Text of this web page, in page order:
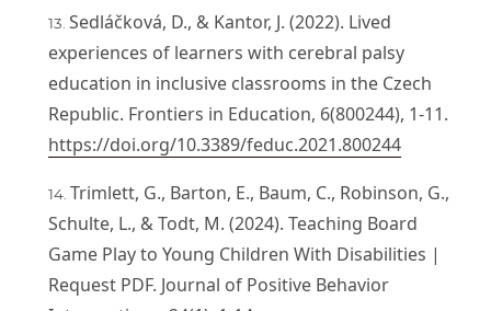
Sedláčková, D., & Kantor, J. (2022). Lived
experiences of learners with cerebral palsy
education in inclusive classrooms in the Czech
Republic. Frontiers in Education, 6(800244), 1-11.
https://doi.org/10.3389/feduc.2021.800244
Trimlett, G., Barton, E., Baum, C., Robinson, G.,
Schulte, L., & Todt, M. (2024). Teaching Board
Game Play to Young Children With Disabilities |
Request PDF. Journal of Positive Behavior